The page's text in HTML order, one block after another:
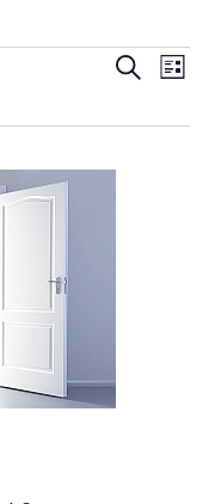
Suche
Liste